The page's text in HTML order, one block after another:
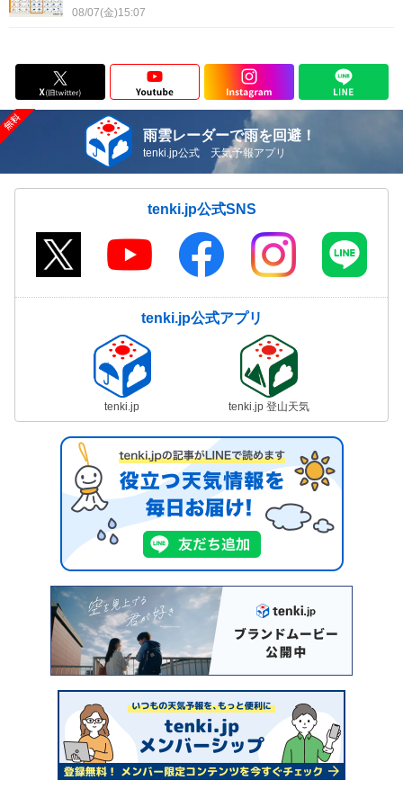
08/07(金)15:07
雨雲レーダーで雨を回避！
tenki.jp公式 天気予報アプリ
tenki.jp公式SNS
tenki.jp公式アプリ
tenki.jp tenki.jp 登山天気